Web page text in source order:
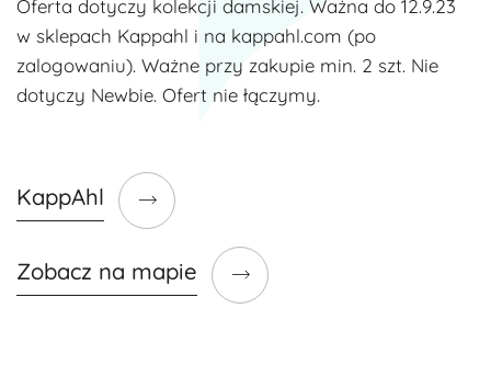
Oferta dotyczy kolekcji damskiej. Ważna do 12.9.23
w sklepach Kappahl i na kappahl.com (po
zalogowaniu). Ważne przy zakupie min. 2 szt. Nie
dotyczy Newbie. Ofert nie łączymy.
KappAhl
Zobacz na mapie